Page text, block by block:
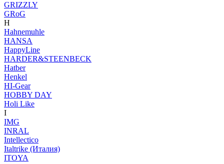
GRIZZLY
GRoG
H
Hahnemuhle
HANSA
HappyLine
HARDER&STEENBECK
Hatber
Henkel
HI-Gear
HOBBY DAY
Holi Like
I
IMG
INRAL
Intellectico
Italtrike (Италия)
ITOYA